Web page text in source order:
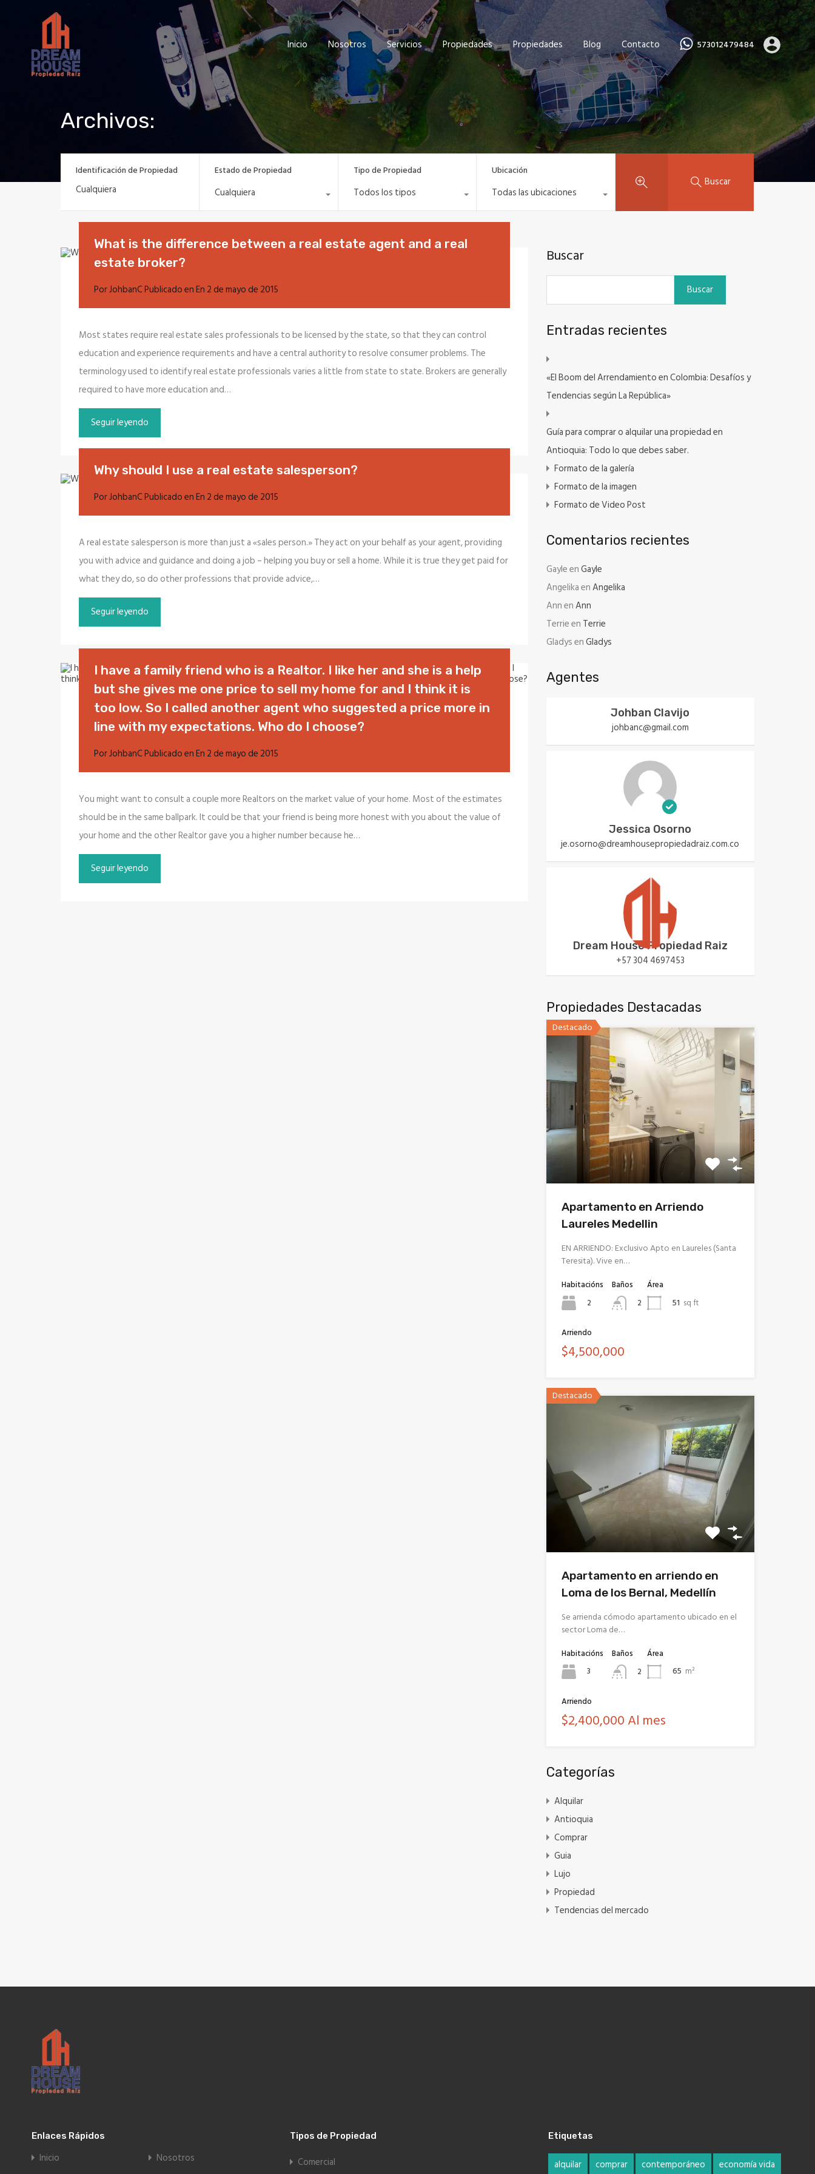
Inicio Nosotros Servicios Propiedades Propiedades Blog Contacto 573012479484
Archivos:
Identificación de Propiedad Estado de Propiedad
Cualquiera
Tipo de Propiedad
Todos los tipos
Ubicación
Todas las ubicaciones
Buscar
What is the difference between a real estate agent and a real
estate broker?
PorJohbanCPublicado en En 2 de mayo de 2015
Most states require real estate sales professionals to be licensed by the state, so that they can control
education and experience requirements and have a central authority to resolve consumer problems. The
terminology used to identify real estate professionals varies a little from state to state. Brokers are generally
required to have more education and…
Seguir leyendo
Why should I use a real estate salesperson?
PorJohbanCPublicado en En 2 de mayo de 2015
A real estate salesperson is more than just a «sales person.» They act on your behalf as your agent, providing
you with advice and guidance and doing a job – helping you buy or sell a home. While it is true they get paid for
what they do, so do other professions that provide advice,…
Seguir leyendo
I have a family friend who is a Realtor. I like her and she is a help
but she gives me one price to sell my home for and I think it is
too low. So I called another agent who suggested a price more in
line with my expectations. Who do I choose?
PorJohbanCPublicado en En 2 de mayo de 2015
You might want to consult a couple more Realtors on the market value of your home. Most of the estimates
should be in the same ballpark. It could be that your friend is being more honest with you about the value of
your home and the other Realtor gave you a higher number because he…
Seguir leyendo
Buscar
Buscar
Entradas recientes
«El Boom del Arrendamiento en Colombia: Desafíos y
Tendencias según La República»
Guía para comprar o alquilar una propiedad en
Antioquia: Todo lo que debes saber.
Formato de la galería
Formato de la imagen
Formato de Video Post
Comentarios recientes
GayleenGayle
AngelikaenAngelika
AnnenAnn
Terrieen Terrie
GladysenGladys
Agentes
Johban Clavijo
johbanc@gmail.com
Jessica Osorno
je.osorno@dreamhousepropiedadraiz.com.co
Dream House Propiedad Raiz
+57 304 4697453
Propiedades Destacadas
Destacado
Apartamento en Arriendo
Laureles Medellin
EN ARRIENDO: Exclusivo Apto en Laureles (Santa
Teresita). Vive en…
Habitacións
2
Baños
2
Área
51 sq ft
Arriendo
$4,500,000
Destacado
Apartamento en arriendo en
Loma de los Bernal, Medellín
Se arrienda cómodo apartamento ubicado en el
sector Loma de…
Habitacións
3
Baños
2
Área
65 m²
Arriendo
$2,400,000 Al mes
Categorías
Alquilar
Antioquia
Comprar
Guia
Lujo
Propiedad
Tendencias del mercado
Enlaces Rápidos
Inicio
Nosotros
Tipos de Propiedad
Comercial
Etiquetas
alquilar comprar contemporáneo economía vida